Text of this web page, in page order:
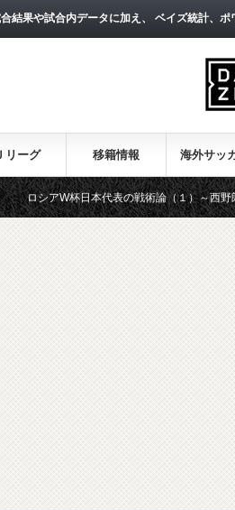
結果や試合内データに加え、 ベイズ統計、ポ
リーグ 移籍情報 海外サッ
杯日本代表の戦術論（１）～西野朗新監督が